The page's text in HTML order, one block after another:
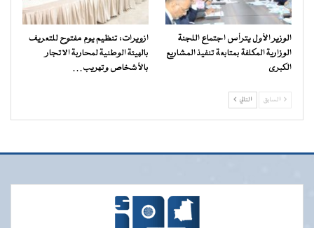
الوزير الأول يترأس اجتماع اللجنة
الوزارية المكلفة بمتابعة تنفيذ المشاريع
الكبرى
ازويرات: تنظيم يوم مفتوح للتعريف
بالهيئة الوطنية لمحاربة الاتجار
بالأشخاص وتهريب…
السابق التالي